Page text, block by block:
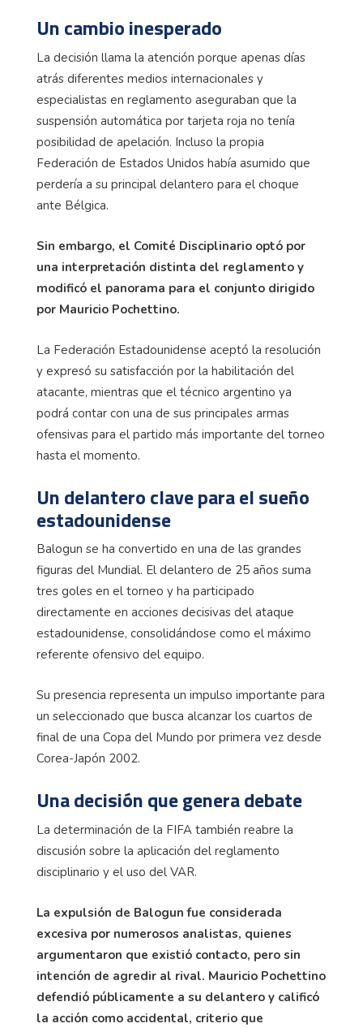
Un cambio inesperado
La decisión llama la atención porque apenas días
atrás diferentes medios internacionales y
especialistas en reglamento aseguraban que la
suspensión automática por tarjeta roja no tenía
posibilidad de apelación. Incluso la propia
Federación de Estados Unidos había asumido que
perdería a su principal delantero para el choque
ante Bélgica.
Sin embargo, el Comité Disciplinario optó por
una interpretación distinta del reglamento y
modificó el panorama para el conjunto dirigido
por Mauricio Pochettino.
La Federación Estadounidense aceptó la resolución
y expresó su satisfacción por la habilitación del
atacante, mientras que el técnico argentino ya
podrá contar con una de sus principales armas
ofensivas para el partido más importante del torneo
hasta el momento.
Un delantero clave para el sueño
estadounidense
Balogun se ha convertido en una de las grandes
figuras del Mundial. El delantero de 25 años suma
tres goles en el torneo y ha participado
directamente en acciones decisivas del ataque
estadounidense, consolidándose como el máximo
referente ofensivo del equipo.
Su presencia representa un impulso importante para
un seleccionado que busca alcanzar los cuartos de
final de una Copa del Mundo por primera vez desde
Corea-Japón 2002.
Una decisión que genera debate
La determinación de la FIFA también reabre la
discusión sobre la aplicación del reglamento
disciplinario y el uso del VAR.
La expulsión de Balogun fue considerada
excesiva por numerosos analistas, quienes
argumentaron que existió contacto, pero sin
intención de agredir al rival. Mauricio Pochettino
defendió públicamente a su delantero y calificó
la acción como accidental, criterio que